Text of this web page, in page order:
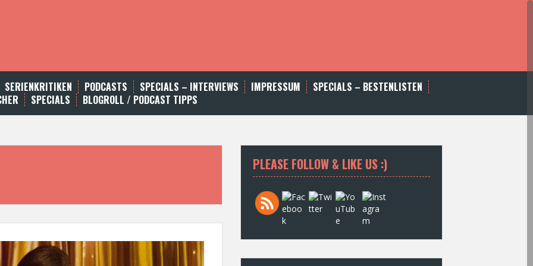
SERIENKRITIKEN PODCASTS SPECIALS – INTERVIEWS IMPRESSUM
SPECIALS – BESTENLISTEN
SPECIALS BLOGROLL / PODCAST TIPPS
PLEASE FOLLOW & LIKE US :)